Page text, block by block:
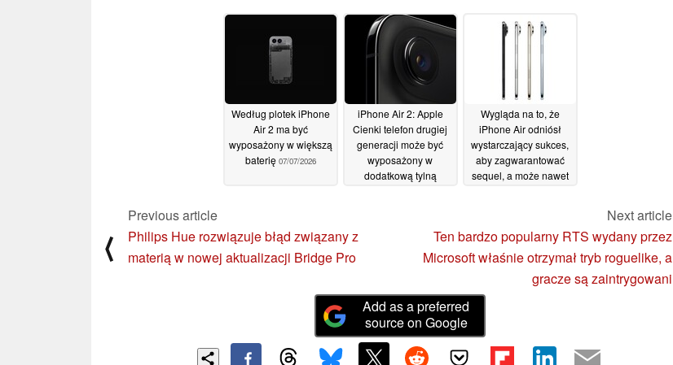
Według plotek iPhone
Air 2 ma być
wyposażony w większą
baterię 07/07/2026
iPhone Air 2: Apple
Cienki telefon drugiej
generacji może być
wyposażony w
dodatkową tylną
Wygląda na to, że
iPhone Air odniósł
wystarczający sukces,
aby zagwarantować
sequel, a może nawet
⟨
Previous article
Philips Hue rozwiązuje błąd związany z
materią w nowej aktualizacji Bridge Pro
Next article
Ten bardzo popularny RTS wydany przez
Microsoft właśnie otrzymał tryb roguelike, a
gracze są zaintrygowani
Add as a preferred
source on Google